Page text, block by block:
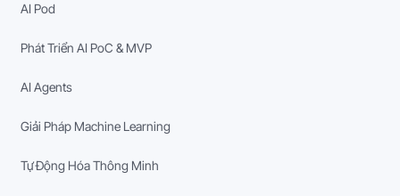
AI Pod
Phát Triển AI PoC & MVP
AI Agents
Giải Pháp Machine Learning
Tự Động Hóa Thông Minh